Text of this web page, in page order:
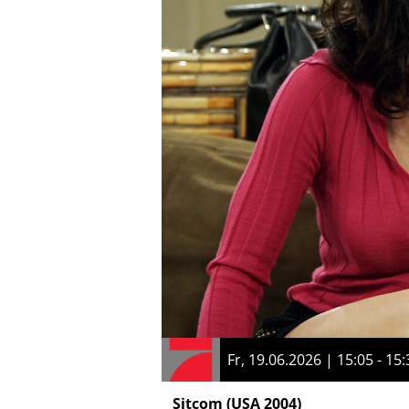
Fr, 19.06.2026 | 15:05 -
Sitcom (USA 2004)